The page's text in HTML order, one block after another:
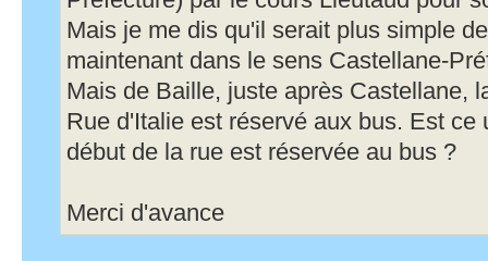
Mais je me dis qu'il serait plus simple
maintenant dans le sens Castellane-
Mais de Baille, juste après Castellane,
Rue d'Italie est réservé aux bus. Est ce
début de la rue est réservée au bus ?
Merci d'avance